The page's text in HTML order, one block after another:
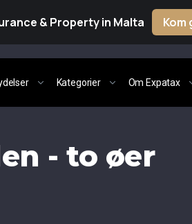
& Property in Malta Kom
Kategorier Om Expatax
- to øer